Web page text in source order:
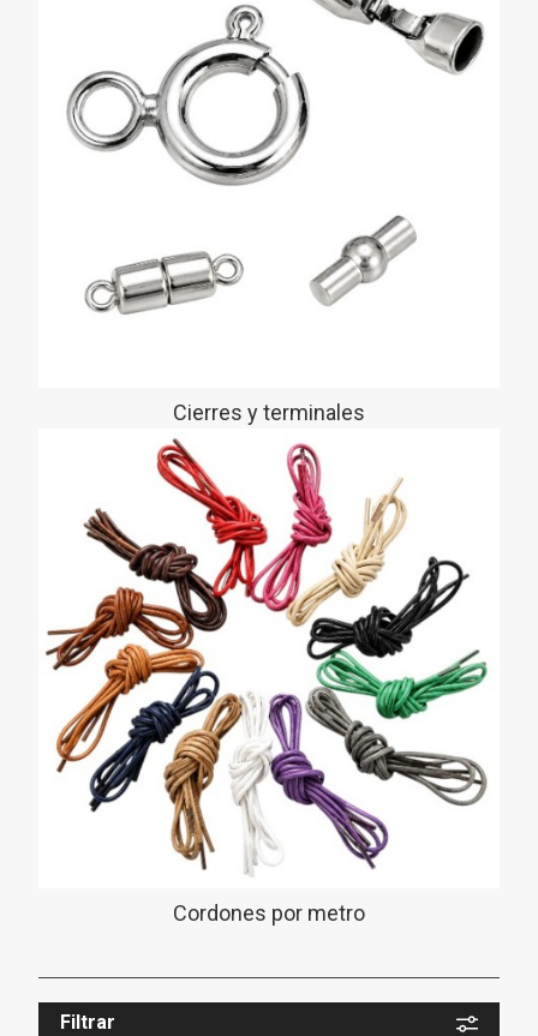
Cierres y terminales
Cordones por metro
Filtrar